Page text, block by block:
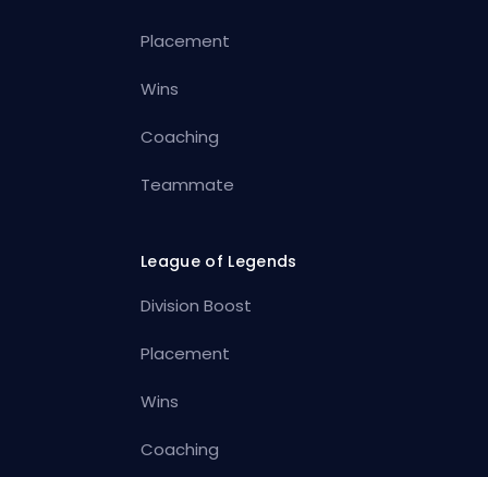
Placement
Wins
Coaching
Teammate
League of Legends
Division Boost
Placement
Wins
Coaching